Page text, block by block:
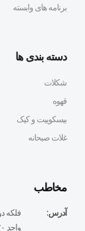
برنامه های وابسته
دسته بندی ها
شکلات
قهوه
بیسکوییت و کیک
غلات صبحانه
مخاطب
آدرس:
فلكه
واحد ٢٠